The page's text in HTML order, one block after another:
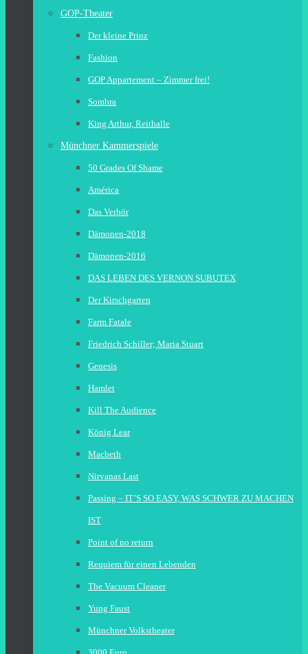
GOP-Theater
Der kleine Prinz
Fashion
GOP Appartement – Zimmer frei!
Sombra
King Arthur, Reithalle
Münchner Kammerspiele
50 Grades Of Shame
América
Das Verhör
Dämonen-2018
Dämonen-2016
DAS LEBEN DES VERNON SUBUTEX
Der Kirschgarten
Farm Fatale
Friedrich Schiller; Maria Stuart
Genesis
Hamlet
Kill The Audience
König Lear
Macbeth
Nirvanas Last
Passing – IT’S SO EASY, WAS SCHWER ZU MACHEN
IST
Point of no return
Requiem für einen Lebenden
The Vacuum Cleaner
Yung Faust
Münchner Volkstheater